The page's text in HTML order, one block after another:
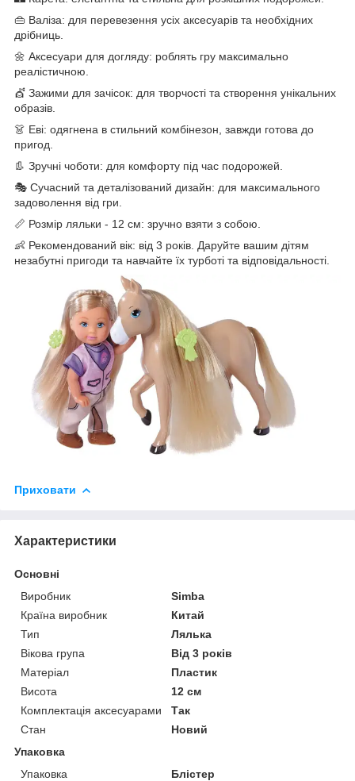
👜 Валіза: для перевезення усіх аксесуарів та необхідних
дрібниць.
🌼 Аксесуари для догляду: роблять гру максимально
реалістичною.
💇 Зажими для зачісок: для творчості та створення унікальних
образів.
👗 Еві: одягнена в стильний комбінезон, завжди готова до
пригод.
👢 Зручні чоботи: для комфорту під час подорожей.
🎭 Сучасний та деталізований дизайн: для максимального
задоволення від гри.
📏 Розмір ляльки - 12 см: зручно взяти з собою.
👶 Рекомендований вік: від 3 років. Даруйте вашим дітям
незабутні пригоди та навчайте їх турботі та відповідальності.
Приховати
Характеристики
Основні
Виробник
Sіmba
Країна виробник
Китай
Тип
Лялька
Вікова група
Від 3 років
Матеріал
Пластик
Висота
12 см
Комплектація аксесуарами
Так
Стан
Новий
Упаковка
Упаковка
Блістер